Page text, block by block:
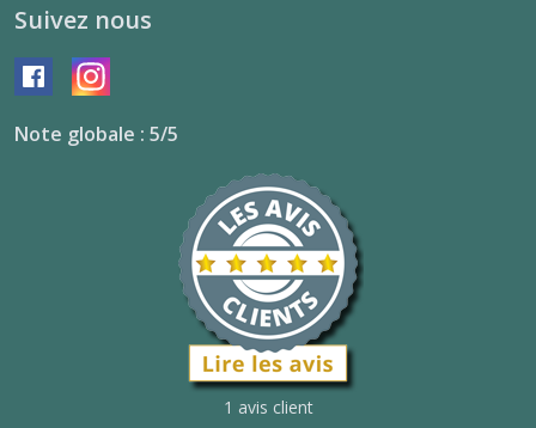
Suivez nous
Note globale : 5/5
1 avis client